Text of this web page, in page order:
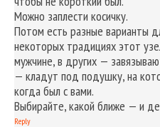
Можно заплести косичку.
Потом есть разные варианты
некоторых традициях этот
мужчине, в других —
— кладут под подушку, на
когда был с вами.
Выбирайте, какой ближе — и
Reply